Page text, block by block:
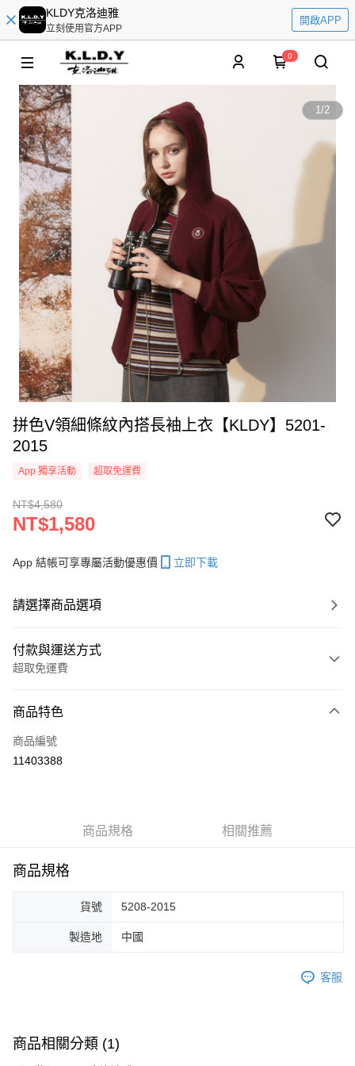
KLDY克洛迪雅
立刻使用官方APP
開啟APP
0
1/2
拼色V領細條紋內搭長袖上衣【KLDY】5201-
2015
App 獨享活動 超取免運費
NT$4,580
NT$1,580
App 結帳可享專屬活動優惠價 立即下載
請選擇商品選項
付款與運送方式
超取免運費
信用卡一次付款
超商取貨付款
免運費
7-11取貨付款
宅配
商品特色
商品編號
11403388
商品規格 相關推薦
商品規格
貨號 5208-2015
製造地 中國
客服
商品相關分類 (1)